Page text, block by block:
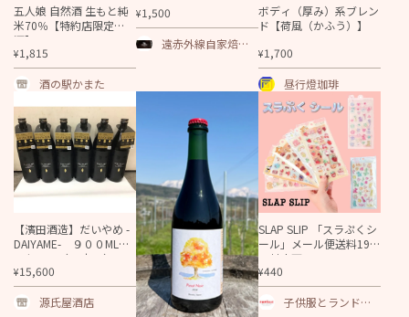
五人娘 自然酒 生もと純
米70％【特約店限定
酒】
¥1,815
酒の駅かまた
¥1,500
遠赤外線自家焙煎
ボディ（厚み）系ブレン
ド【荷風（かふう）】
¥1,700
昼行燈珈琲
【濱田酒造】だいやめ -
DAIYAME- ９００ML
２ケース（12本入）
¥15,600
源氏屋酒店
SLAP SLIP 「スラぷくシ
ール」メール便送料198
円対応可
¥440
子供服とランドセ